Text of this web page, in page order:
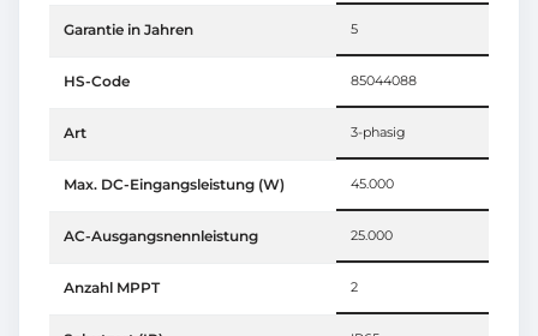
Garantie in Jahren 5
HS-Code 85044088
Art 3-phasig
Max. DC-Eingangsleistung (W) 45.000
AC-Ausgangsnennleistung 25.000
Anzahl MPPT 2